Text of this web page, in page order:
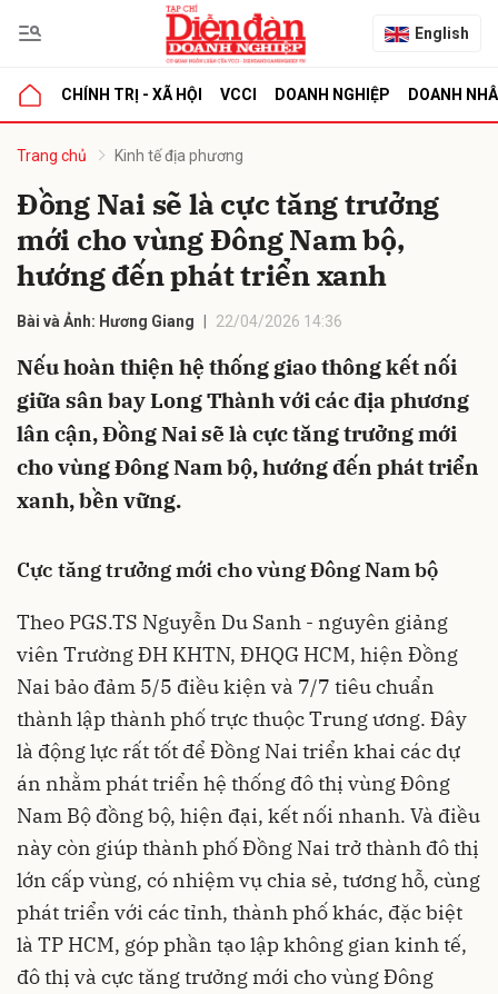
English
CHÍNH TRỊ - XÃ HỘI VCCI DOANH NGHIỆP DOANH
Trang chủ Kinh tế địa phương
Đồng Nai sẽ là cực tăng trưởng
mới cho vùng Đông Nam bộ,
hướng đến phát triển xanh
Bài và Ảnh: Hương Giang 22/04/2026 14:36
Nếu hoàn thiện hệ thống giao thông kết nối
giữa sân bay Long Thành với các địa phương
lân cận, Đồng Nai sẽ là cực tăng trưởng mới
cho vùng Đông Nam bộ, hướng đến phát triển
xanh, bền vững.
Cực tăng trưởng mớichovùng Đông Nam bộ
Theo PGS.TS Nguyễn Du Sanh - nguyên giảng
viên Trường ĐH KHTN, ĐHQG HCM, hiện Đồng
Nai bảo đảm 5/5 điều kiện và 7/7 tiêu chuẩn
thành lập thành phố trực thuộc Trung ương. Đây
là động lực rất tốt để Đồng Nai triển khai các dự
án nhằm phát triển hệ thống đô thị vùng Đông
Nam Bộ đồng bộ, hiện đại, kết nối nhanh. Và điều
này còn giúp thành phố Đồng Nai trở thành đô thị
lớn cấp vùng, có nhiệm vụ chia sẻ, tương hỗ, cùng
phát triển với các tỉnh, thành phố khác, đặc biệt
là TP HCM, góp phần tạo lập không gian kinh tế,
đô thị và cực tăng trưởng mới cho vùng Đông
luận
Hủy